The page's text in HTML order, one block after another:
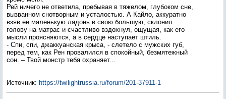
Рей ничего не ответила, пребывая в тяжелом, глубоком сне,
вызванном снотворным и усталостью. А Кайло, аккуратно
взяв ее маленькую ладонь в свою большую, склонил
голову на матрас и счастливо вздохнул, ощущая, как его
мысли проясняются, а в сердце наступает штиль.
- Спи, спи, джаккуанская крыса, - слетело с мужских губ,
перед тем, как Рен провалился в спокойный, безмятежный
сон. – Твой монстр тебя охраняет...
Источник: https://twilightrussia.ru/forum/201-37911-1